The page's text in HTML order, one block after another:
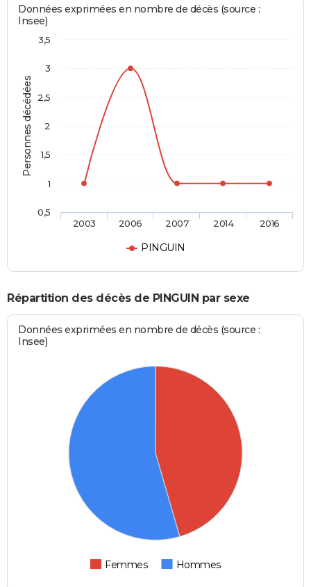
Personnes décédées
Données exprimées en nombre de décès (source :
Insee)
PINGUIN
2003 2006 2007 2014 2016
0,5
1
1,5
2
2,5
3
3,5
Répartition des décès de PINGUIN par sexe
Données exprimées en nombre de décès (source :
Insee)
Femmes Hommes